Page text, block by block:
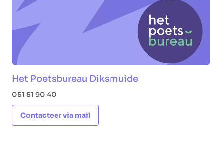
Het Poetsbureau Diksmuide
051 51 90 40
Contacteer via mail